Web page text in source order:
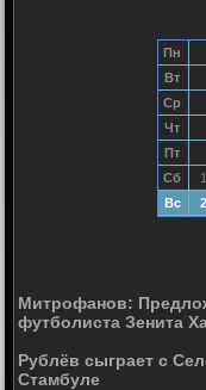
Пн
Вт
Ср
Чт
Пт
Сб
1
Вс
2
Митрофанов:
футболиста Зенита
Рублёв сыграет с
Стамбуле